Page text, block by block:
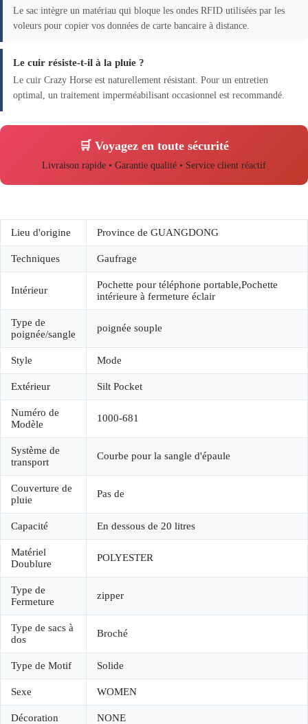
Le sac intègre un matériau qui bloque les ondes RFID utilisées par les
voleurs pour copier vos données de carte bancaire à distance.
Le cuir résiste-t-il à la pluie ?
Le cuir Crazy Horse est naturellement résistant. Pour un entretien
optimal, un traitement imperméabilisant occasionnel est recommandé.
🛒 Voyagez en toute sécurité
Livraison rapide • Garantie qualité • Service client réactif
Lieu d'origine Province de GUANGDONG
Techniques Gaufrage
Intérieur
Pochette pour téléphone portable,Pochette
intérieure à fermeture éclair
Type de
poignée/sangle
poignée souple
Style Mode
Extérieur Silt Pocket
Numéro de
Modèle
1000-681
Système de
transport
Courbe pour la sangle d'épaule
Couverture de
pluie
Pas de
Capacité En dessous de 20 litres
Matériel
Doublure
POLYESTER
Type de
Fermeture
zipper
Type de sacs à
dos
Broché
Type de Motif Solide
Sexe WOMEN
Décoration NONE